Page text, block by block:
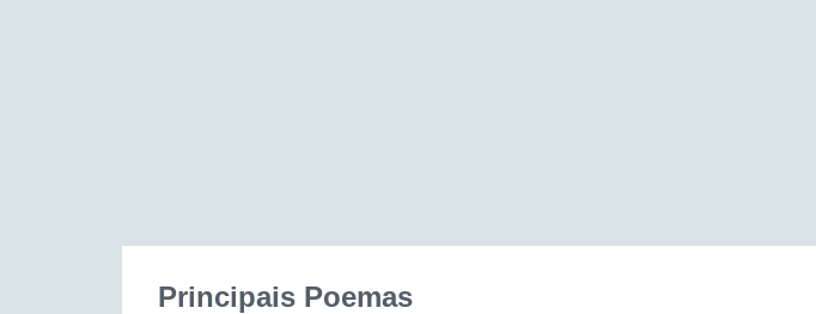
Principais Poemas